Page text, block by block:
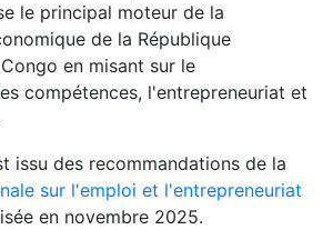
le principal moteur de la
de la République
en misant sur le
compétences, l'entrepreneuriat et
issu des recommandations de la
sur l'emploi et l'entrepreneuriat
en novembre 2025.